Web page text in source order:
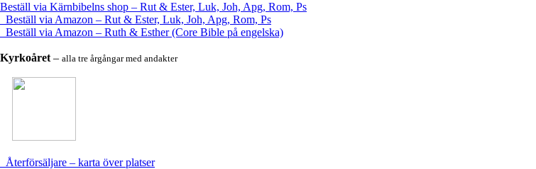
Beställ via Kärnbibelns shop – Rut & Ester, Luk, Joh, Apg, Rom, Ps
Beställ via Amazon – Rut & Ester, Luk, Joh, Apg, Rom, Ps
Beställ via Amazon – Ruth & Esther (Core Bible på engelska)
Kyrkoåret – alla tre årgångar med andakter
Återförsäljare – karta över platser